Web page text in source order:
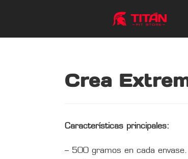
Crea
Características principales:
– 500 gramos en cada envase.